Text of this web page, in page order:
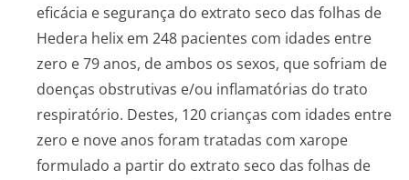
eficácia e segurança do extrato seco das folhas de
Hedera helix em 248 pacientes com idades entre
zero e 79 anos, de ambos os sexos, que sofriam de
doenças obstrutivas e/ou inflamatórias do trato
respiratório. Destes, 120 crianças com idades entre
zero e nove anos foram tratadas com xarope
formulado a partir do extrato seco das folhas de